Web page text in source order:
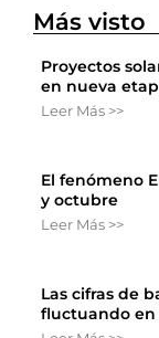
Más visto
Proyectos
en nueva
Leer Más >>
El fenómeno
y octubre
Leer Más >>
Las cifras de
fluctuando en